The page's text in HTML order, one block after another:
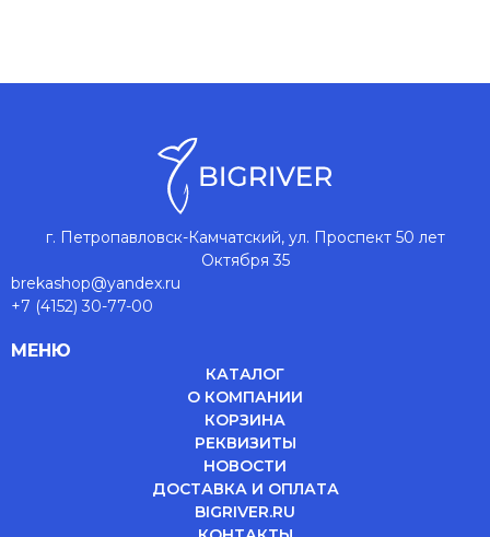
г. Петропавловск-Камчатский, ул. Проспект 50 лет
Октября 35
brekashop@yandex.ru
+7 (4152) 30-77-00
МЕНЮ
КАТАЛОГ
О КОМПАНИИ
КОРЗИНА
РЕКВИЗИТЫ
НОВОСТИ
ДОСТАВКА И ОПЛАТА
BIGRIVER.RU